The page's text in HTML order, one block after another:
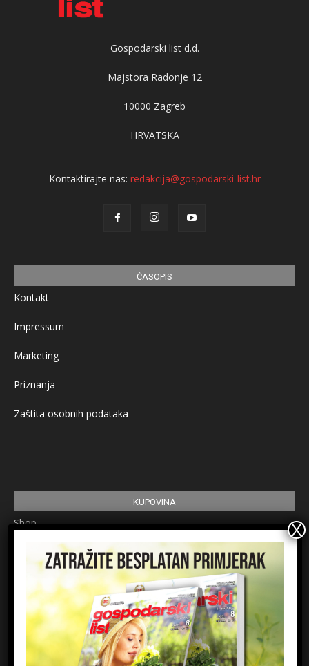
Gospodarski list d.d.
Majstora Radonje 12
10000 Zagreb
HRVATSKA
Kontaktirajte nas: redakcija@gospodarski-list.hr
ČASOPIS
Kontakt
Impressum
Marketing
Priznanja
Zaštita osobnih podataka
KUPOVINA
Shop
Pretplata
Uvjeti korištenja
Prijavite se na newsletter